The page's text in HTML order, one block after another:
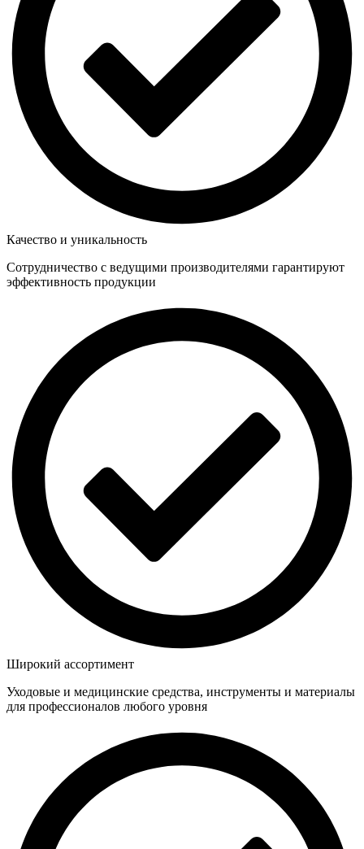
Качество и уникальность
Сотрудничество с ведущими производителями гарантируют
эффективность продукции
Широкий ассортимент
Уходовые и медицинские средства, инструменты и материалы
для профессионалов любого уровня